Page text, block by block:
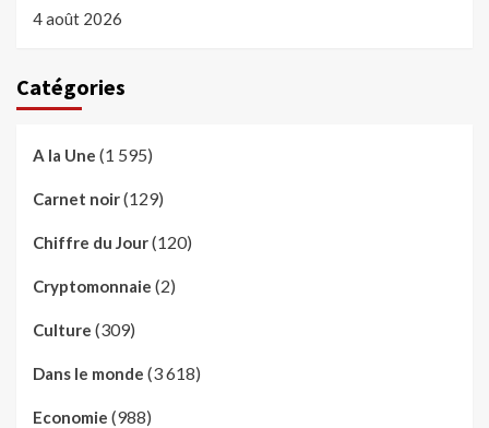
4 août 2026
Catégories
A la Une (1 595)
Carnet noir(129)
Chiffre du Jour(120)
Cryptomonnaie (2)
Culture (309)
Dans le monde (3 618)
Economie (988)